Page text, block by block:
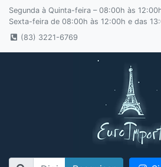
Segunda à Quinta-feira – 08:00h às
Sexta-feira de 08:00h às 12:00h e das
(83) 3221-6769